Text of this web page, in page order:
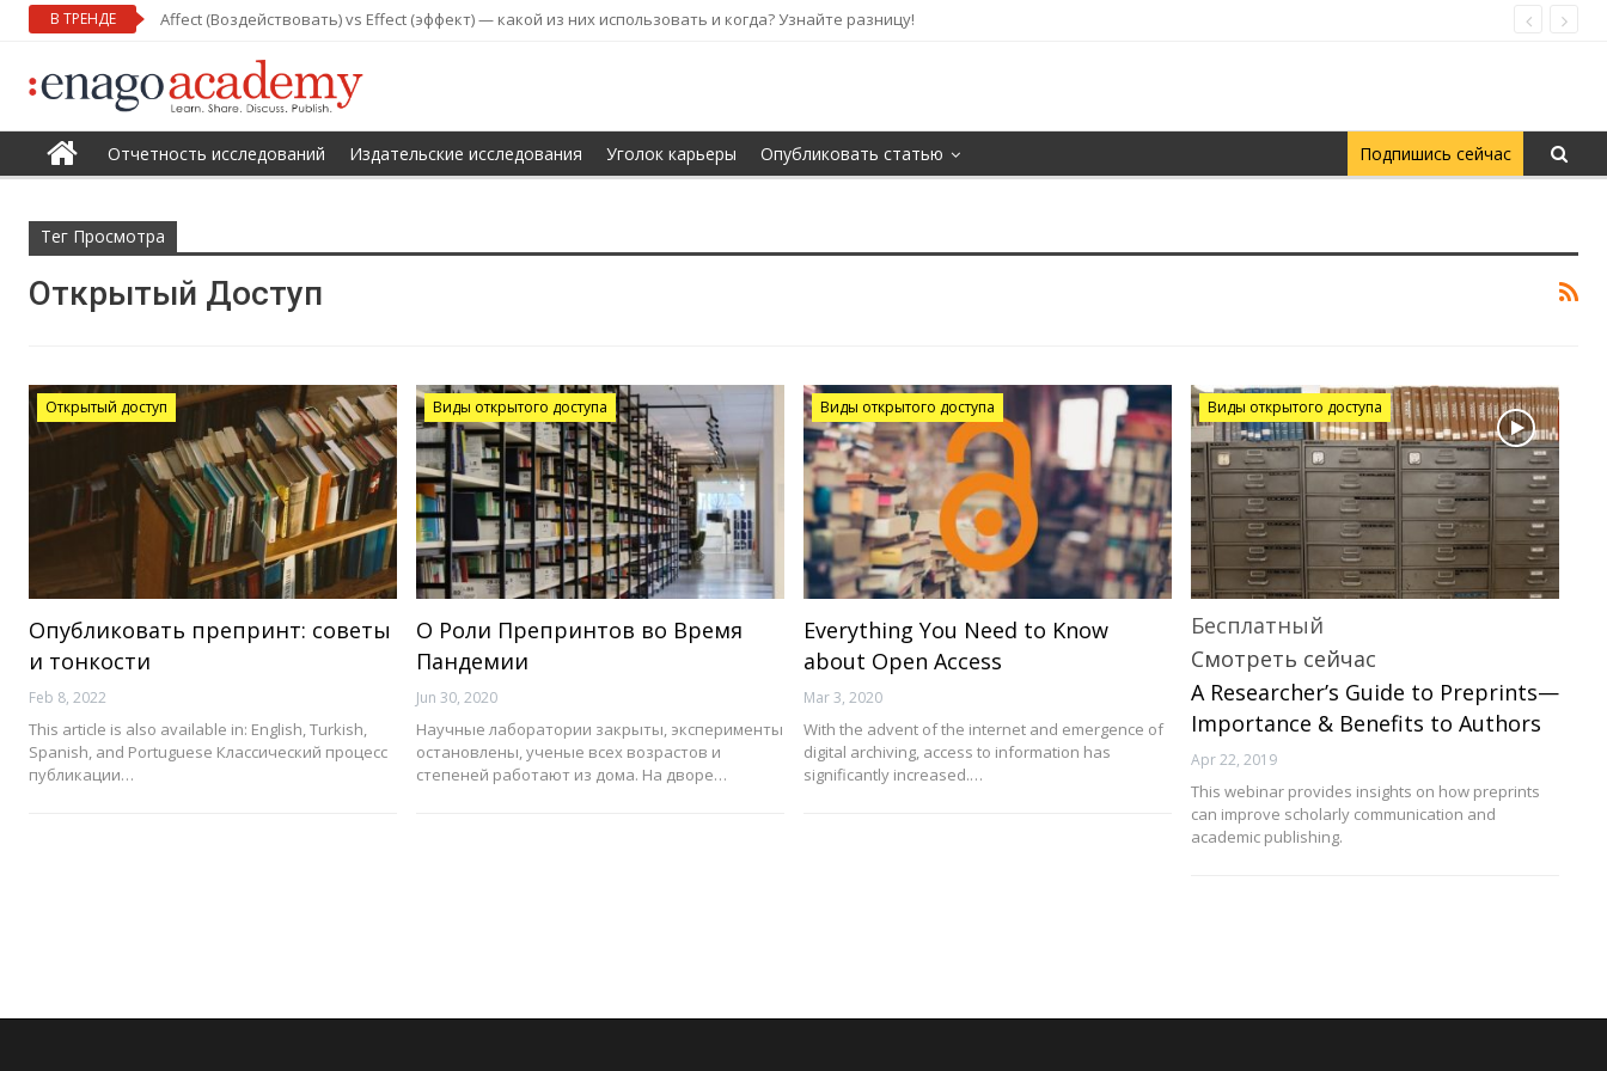
В ТРЕНДЕ Affect (Воздействовать) vs Effect (эффект) — какой из них использовать и когда? Узнайте разницу!
Отчетность исследований Издательские исследования Уголок карьеры Опубликовать статью Подпишись сейчас
Тег Просмотра
Открытый Доступ
Открытый доступ
Опубликовать препринт: советы
и тонкости
Feb 8, 2022
This article is also available in: English, Turkish,
Spanish, and Portuguese Классический процесс
публикации…
Виды открытого доступа
О Роли Препринтов во Время
Пандемии
Jun 30, 2020
Научные лаборатории закрыты, эксперименты
остановлены, ученые всех возрастов и
степеней работают из дома. На дворе…
Виды открытого доступа
Everything You Need to Know
about Open Access
Mar 3, 2020
With the advent of the internet and emergence of
digital archiving, access to information has
significantly increased.…
Виды открытого доступа
Бесплатный
Смотреть сейчас
A Researcher’s Guide to Preprints—
Importance & Benefits to Authors
Apr 22, 2019
This webinar provides insights on how preprints
can improve scholarly communication and
academic publishing.